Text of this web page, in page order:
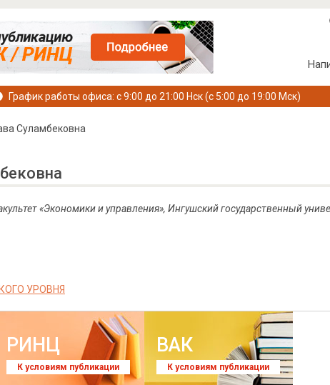
График работы офиса: с 9:00 до 21:00 Нск (с 5:00 до 19:00 Мск)
Суламбековна
«Экономики и управления», Ингушский государственный
УРОВНЯ
РИНЦ
К условиям публикации
ВАК
К условиям публикации